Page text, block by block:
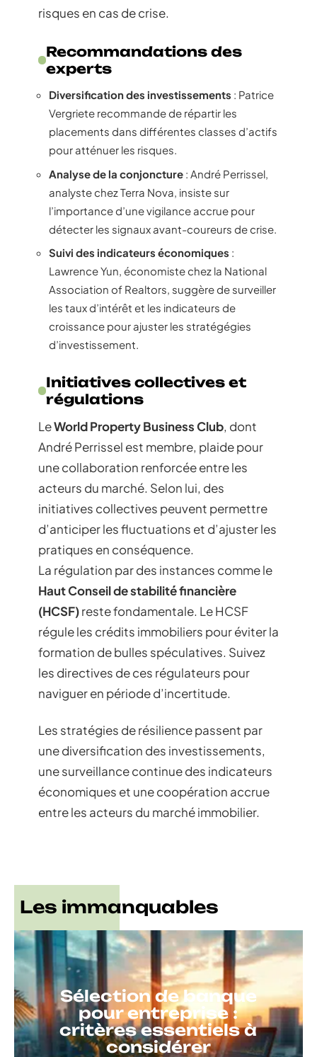
risques en cas de crise.
Recommandations des
experts
Diversification des investissements : Patrice
Vergriete recommande de répartir les
placements dans différentes classes d’actifs
pour atténuer les risques.
Analyse de la conjoncture : André Perrissel,
analyste chez Terra Nova, insiste sur
l’importance d’une vigilance accrue pour
détecter les signaux avant-coureurs de crise.
Suivi des indicateurs économiques :
Lawrence Yun, économiste chez la National
Association of Realtors, suggère de surveiller
les taux d’intérêt et les indicateurs de
croissance pour ajuster les stratégégies
d’investissement.
Initiatives collectives et
régulations
LeWorld Property Business Club, dont
André Perrissel est membre, plaide pour
une collaboration renforcée entre les
acteurs du marché. Selon lui, des
initiatives collectives peuvent permettre
d’anticiper les fluctuations et d’ajuster les
pratiques en conséquence.
La régulation par des instances comme le
Haut Conseil de stabilité financière
(HCSF)reste fondamentale. Le HCSF
régule les crédits immobiliers pour éviter la
formation de bulles spéculatives. Suivez
les directives de ces régulateurs pour
naviguer en période d’incertitude.
Les stratégies de résilience passent par
une diversification des investissements,
une surveillance continue des indicateurs
économiques et une coopération accrue
entre les acteurs du marché immobilier.
Les immanquables
Sélection de banque
pour entreprise :
critères essentiels à
considérer